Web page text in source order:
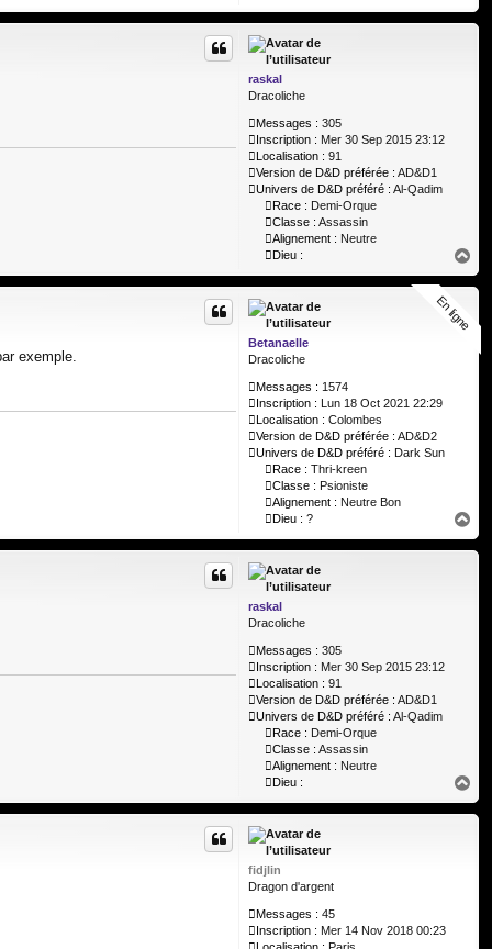
a
u
raskal
Dracoliche
Messages : 305
Inscription : Mer 30 Sep 2015 23:12
Localisation : 91
Version de D&D préférée : AD&D1
Univers de D&D préféré : Al-Qadim
Race : Demi-Orque
Classe : Assassin
Alignement : Neutre
Dieu :
a
u
Betanaelle
Dracoliche
Messages : 1574
Inscription : Lun 18 Oct 2021 22:29
Localisation : Colombes
Version de D&D préférée : AD&D2
Univers de D&D préféré : Dark Sun
Race : Thri-kreen
Classe : Psioniste
Alignement : Neutre Bon
Dieu : ?
exemple.
a
u
En ligne
En ligne
raskal
Dracoliche
Messages : 305
Inscription : Mer 30 Sep 2015 23:12
Localisation : 91
Version de D&D préférée : AD&D1
Univers de D&D préféré : Al-Qadim
Race : Demi-Orque
Classe : Assassin
Alignement : Neutre
Dieu :
a
u
fidjlin
Dragon d'argent
Messages : 45
Inscription : Mer 14 Nov 2018 00:23